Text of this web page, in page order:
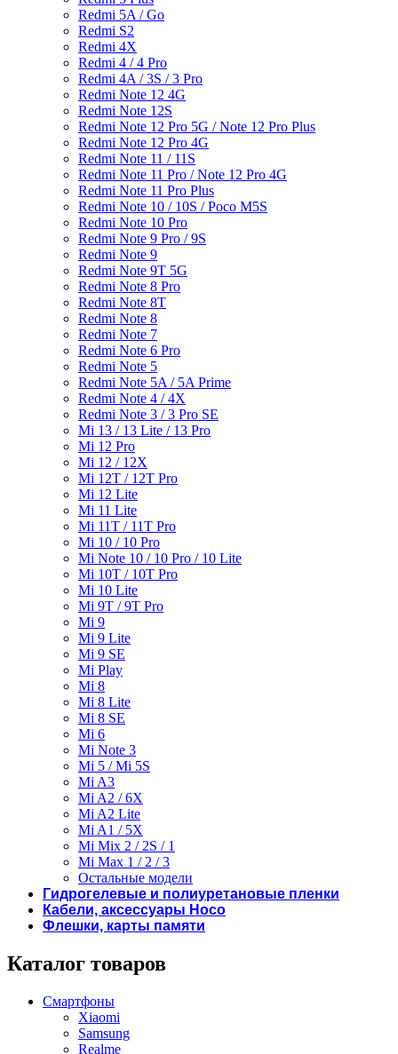
Redmi 5A / Go
Redmi S2
Redmi 4X
Redmi 4 / 4 Pro
Redmi 4A / 3S / 3 Pro
Redmi Note 12 4G
Redmi Note 12S
Redmi Note 12 Pro 5G / Note 12 Pro Plus
Redmi Note 12 Pro 4G
Redmi Note 11 / 11S
Redmi Note 11 Pro / Note 12 Pro 4G
Redmi Note 11 Pro Plus
Redmi Note 10 / 10S / Poco M5S
Redmi Note 10 Pro
Redmi Note 9 Pro / 9S
Redmi Note 9
Redmi Note 9T 5G
Redmi Note 8 Pro
Redmi Note 8T
Redmi Note 8
Redmi Note 7
Redmi Note 6 Pro
Redmi Note 5
Redmi Note 5A / 5A Prime
Redmi Note 4 / 4X
Redmi Note 3 / 3 Pro SE
Mi 13 / 13 Lite / 13 Pro
Mi 12 Pro
Mi 12 / 12X
Mi 12T / 12T Pro
Mi 12 Lite
Mi 11 Lite
Mi 11T / 11T Pro
Mi 10 / 10 Pro
Mi Note 10 / 10 Pro / 10 Lite
Mi 10T / 10T Pro
Mi 10 Lite
Mi 9T / 9T Pro
Mi 9
Mi 9 Lite
Mi 9 SE
Mi Play
Mi 8
Mi 8 Lite
Mi 8 SE
Mi 6
Mi Note 3
Mi 5 / Mi 5S
Mi A3
Mi A2 / 6X
Mi A2 Lite
Mi A1 / 5X
Mi Mix 2 / 2S / 1
Mi Max 1 / 2 / 3
Остальные модели
Гидрогелевые и полиуретановые пленки
Кабели, аксессуары Hoco
Флешки, карты памяти
Каталог товаров
Смартфоны
Xiaomi
Samsung
Realme